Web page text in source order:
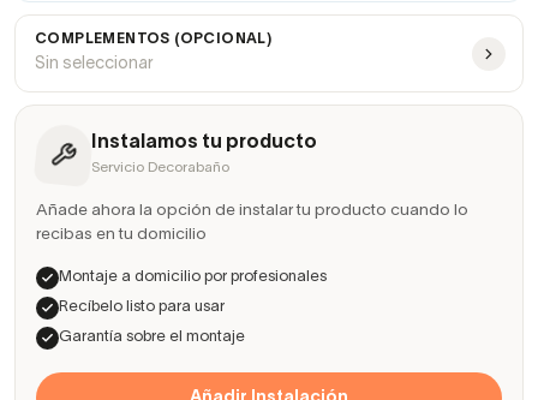
COMPLEMENTOS (OPCIONAL)
Sin seleccionar
Instalamos tu producto
Servicio Decorabaño
Añade ahora la opción de instalar tu producto cuando lo
recibas en tu domicilio
Montaje a domicilio por profesionales
Recíbelo listo para usar
Garantía sobre el montaje